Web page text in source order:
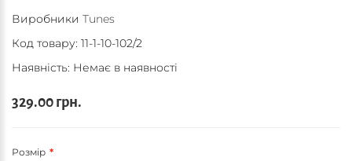
Виробники Tunes
Код товару: 11-1-10-102/2
Наявність: Немає в наявності
329.00 грн.
Розмір